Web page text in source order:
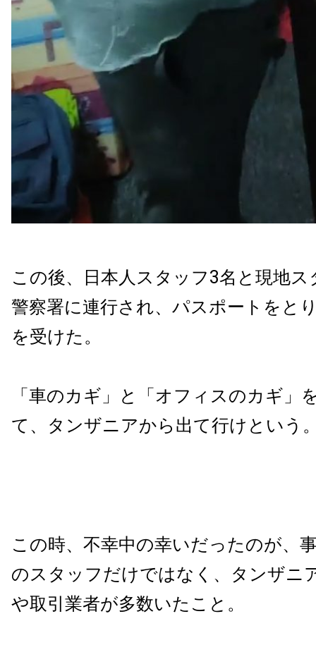
この後、日本人スタッフ3名と現地
警察署に連行され、パスポートをと
を受けた。
「車のカギ」と「オフィスのカギ」
て、タンザニアから出て行けという
この時、不幸中の幸いだったのが、
のスタッフだけではなく、タンザニ
や取引業者が多数いたこと。